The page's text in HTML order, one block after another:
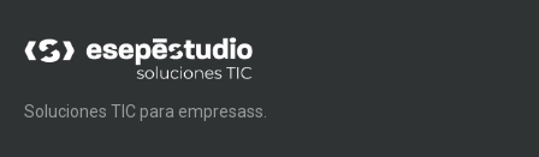
Soluciones TIC para empresass.